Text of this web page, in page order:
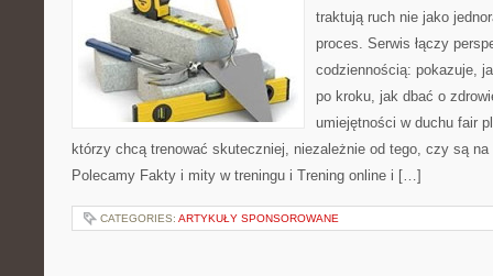
traktują ruch nie jako
proces. Serwis łączy
codziennością: pokazuje,
po kroku, jak dbać o
umiejętności w duchu fair
którzy chcą trenować skuteczniej, niezależnie od tego, czy są na
Polecamy Fakty i mity w treningu i Trening online i […]
CATEGORIES: ARTYKUŁY SPONSOROWANE